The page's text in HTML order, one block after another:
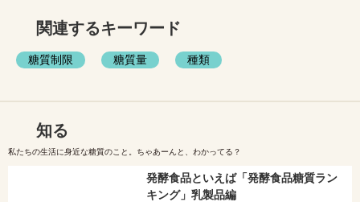
関連するキーワード
糖質制限 糖質量 種類
知る
私たちの生活に身近な糖質のこと。ちゃあーんと、わかってる？
発酵食品といえば「発酵食品糖質ラン
キング」乳製品編